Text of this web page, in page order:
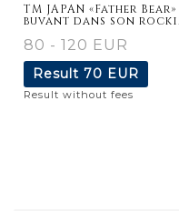
TM JAPAN «Father
buvant dans son
80 - 120 EUR
Result 70 EUR
Result without fees